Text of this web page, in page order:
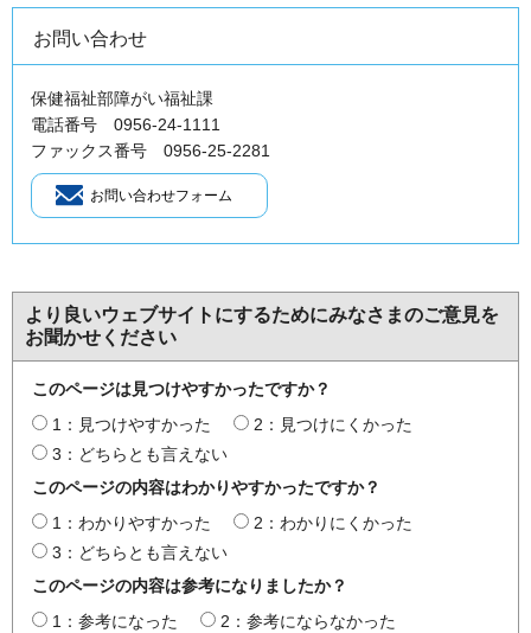
お問い合わせ
保健福祉部障がい福祉課
電話番号 0956-24-1111
ファックス番号 0956-25-2281
より良いウェブサイトにするためにみなさまのご意見を
お聞かせください
このページは見つけやすかったですか？
1：見つけやすかった
2：見つけにくかった
3：どちらとも言えない
このページの内容はわかりやすかったですか？
1：わかりやすかった
2：わかりにくかった
3：どちらとも言えない
このページの内容は参考になりましたか？
1：参考になった
2：参考にならなかった